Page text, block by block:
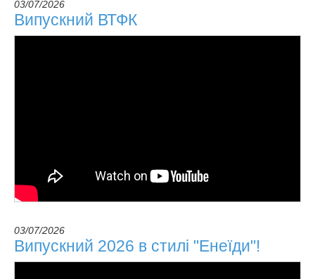
03/07/2026
Випускний ВТФК
03/07/2026
Випускний 2026 в стилі "Енеїди"!